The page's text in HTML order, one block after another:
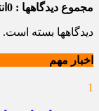
مجموع دیدگاهها : 0
دیدگاهها بسته است.
اخبار مهم
1